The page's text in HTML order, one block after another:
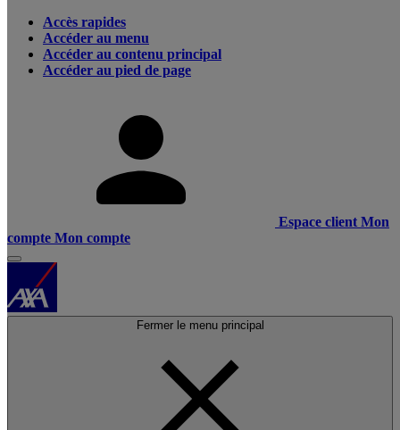
Accès rapides
Accéder au menu
Accéder au contenu principal
Accéder au pied de page
Espace client Mon
compte Mon compte
Fermer le menu principal